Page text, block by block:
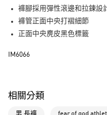
全家取貨付款
萊爾富取貨付款
每筆NT$80，滿NT$1,500(含以
褲腳採用彈性滾邊和拉鍊設
褲管正面中央打褶細節
正面中央麂皮黑色標籤
IM6066
相關分類